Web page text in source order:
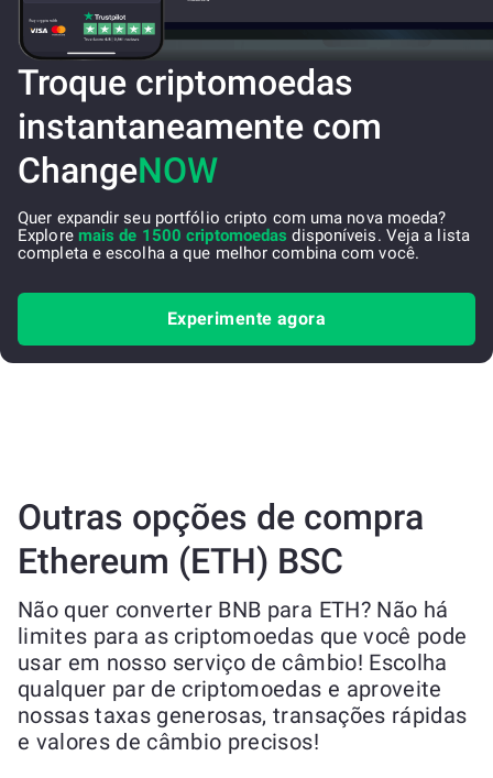
Troque criptomoedas
instantaneamente com
ChangeNOW
Quer expandir seu portfólio cripto com uma nova moeda?
Explore mais de 1500 criptomoedas disponíveis. Veja a lista
completa e escolha a que melhor combina com você.
Experimente agora
Outras opções de compra
Ethereum (ETH) BSC
Não quer converter BNB para ETH? Não há
limites para as criptomoedas que você pode
usar em nosso serviço de câmbio! Escolha
qualquer par de criptomoedas e aproveite
nossas taxas generosas, transações rápidas
e valores de câmbio precisos!